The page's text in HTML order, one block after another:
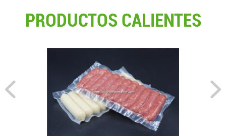
PRODUCTOS CALIENTES